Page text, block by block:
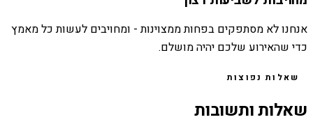
אנחנו לא מסתפקים בפחות ממצוינות - ומחויבים לעשות כל מאמץ
כדי שהאירוע שלכם יהיה מושלם.
שאלות נפוצות
שאלות ותשובות